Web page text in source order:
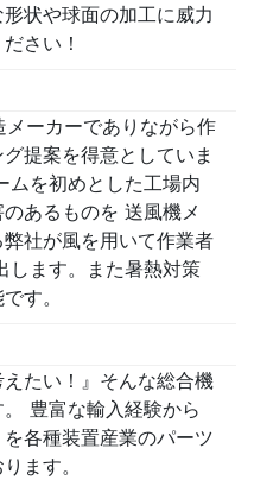
状や球面の加工に威力
さい！
ーカーでありながら作
提案を得意としていま
ムを初めとした工場内
あるものを 送風機メ
社が風を用いて作業者
します。また暑熱対策
す。
えたい！』そんな総合機
豊富な輸入経験から
各種装置産業のパーツ
ます。